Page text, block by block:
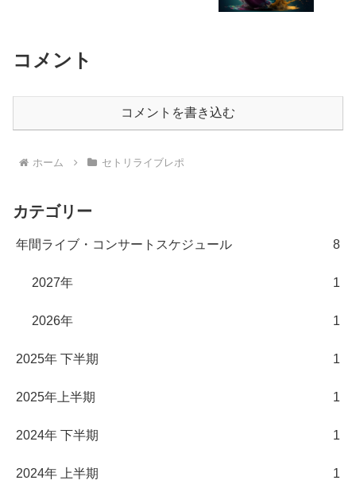
コメント
コメントを書き込む
ホーム セトリライブレポ
カテゴリー
年間ライブ・コンサートスケジュール 8
2027年 1
2026年 1
2025年 下半期 1
2025年上半期 1
2024年 下半期 1
2024年 上半期 1